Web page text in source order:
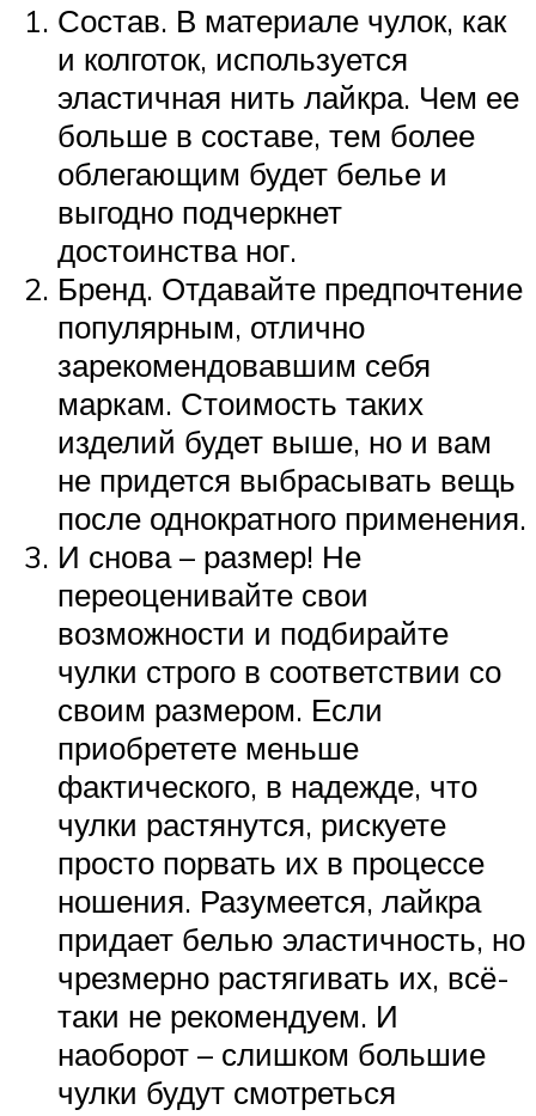
Состав. В материале чулок, как
и колготок, используется
эластичная нить лайкра. Чем ее
больше в составе, тем более
облегающим будет белье и
выгодно подчеркнет
достоинства ног.
Бренд. Отдавайте предпочтение
популярным, отлично
зарекомендовавшим себя
маркам. Стоимость таких
изделий будет выше, но и вам
не придется выбрасывать вещь
после однократного применения.
И снова – размер! Не
переоценивайте свои
возможности и подбирайте
чулки строго в соответствии со
своим размером. Если
приобретете меньше
фактического, в надежде, что
чулки растянутся, рискуете
просто порвать их в процессе
ношения. Разумеется, лайкра
придает белью эластичность, но
чрезмерно растягивать их, всё-
таки не рекомендуем. И
наоборот – слишком большие
чулки будут смотреться